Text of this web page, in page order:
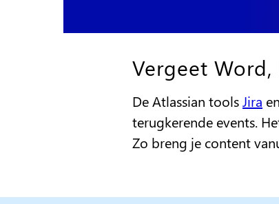
Vergeet
De Atlassian toolsJira en
terugkerende events.
Zo breng je content